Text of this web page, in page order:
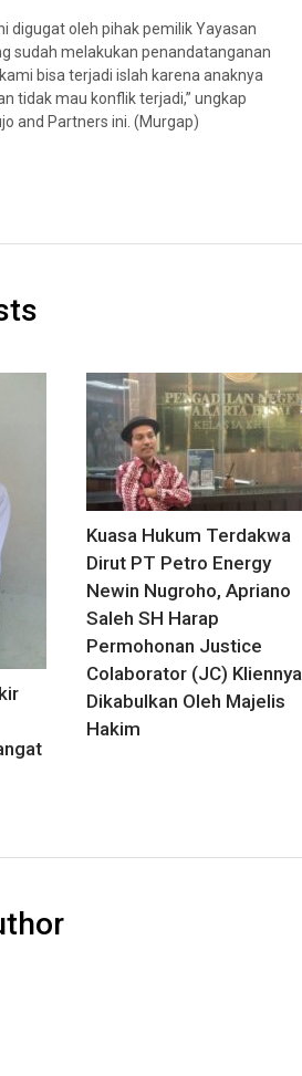
digugat oleh pihak pemilik Yayasan
sudah melakukan penandatanganan
bisa terjadi islah karena anaknya
tidak mau konflik terjadi,” ungkap
and Partners ini. (Murgap)
Kuasa Hukum Terdakwa
Dirut PT Petro Energy
Newin Nugroho, Apriano
Saleh SH Harap
Permohonan Justice
Colaborator (JC) Kliennya
Dikabulkan Oleh Majelis
Hakim